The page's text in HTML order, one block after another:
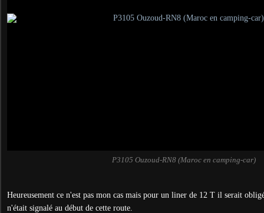
P3105 Ouzoud-RN8 (Maroc en camping-car)
Heureusement ce n'est pas mon cas mais pour un liner de 12 T il serait
n'était signalé au début de cette route.